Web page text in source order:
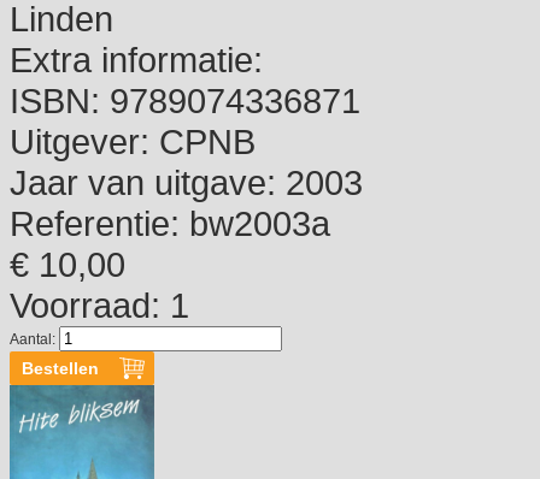
Linden
Extra informatie:
ISBN: 9789074336871
Uitgever: CPNB
Jaar van uitgave: 2003
Referentie: bw2003a
€ 10,00
Voorraad: 1
Aantal: